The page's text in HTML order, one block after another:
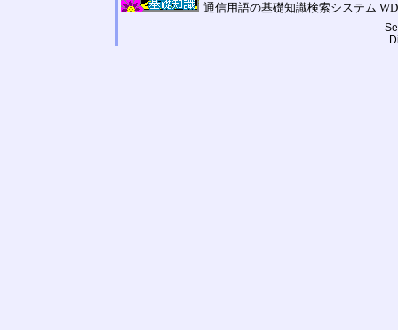
通信用語の基礎知識検索システム